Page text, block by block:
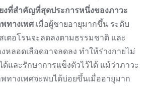
ยงที่สำคัญที่สุดประการหนึ่งของภาวะ
ทางเพศเมื่อผู้ชายอายุมากขึ้น ระดับ
เตอโรนจะลดลงตามธรรมชาติ และ
หลอดเลือดอาจลดลง ทำให้ร่างกายไม่
และรักษาการแข็งตัวไว้ได้ แม้ว่าภาวะ
ทางเพศจะพบได้บ่อยขึ้นเมื่ออายุมาก